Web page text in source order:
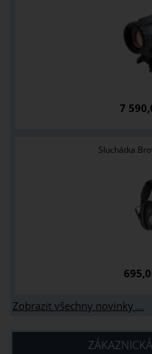
7
Sluchátka
Zobrazit všechny novinky ...